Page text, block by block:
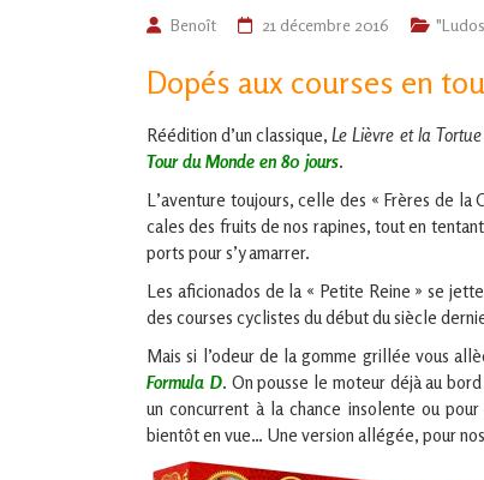
L'Isle
Jourdain
Jouons
en
Gascogne
toulousaine
Benoît 21 décembre 2016
Dopés aux courses en
Réédition d’un classique,Le Lièvre et la Tortue
Tour du Monde en 80 jours.
L’aventure toujours, celle des « Frères de
cales des fruits de nos rapines, tout en
ports pour s’y amarrer.
Les aficionados de la « Petite Reine » se
des courses cyclistes du début du siècle
Mais si l’odeur de la gomme grillée vous
Formula D. On pousse le moteur déjà au
un concurrent à la chance insolente ou
bientôt en vue… Une version allégée, pour